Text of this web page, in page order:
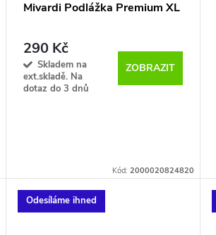
Mivardi Podlážka Premium XL
290 Kč
Skladem na
ext.skladě. Na
dotaz do 3 dnů
ZOBRAZIT
Kód: 2000020824820
Odesíláme ihned